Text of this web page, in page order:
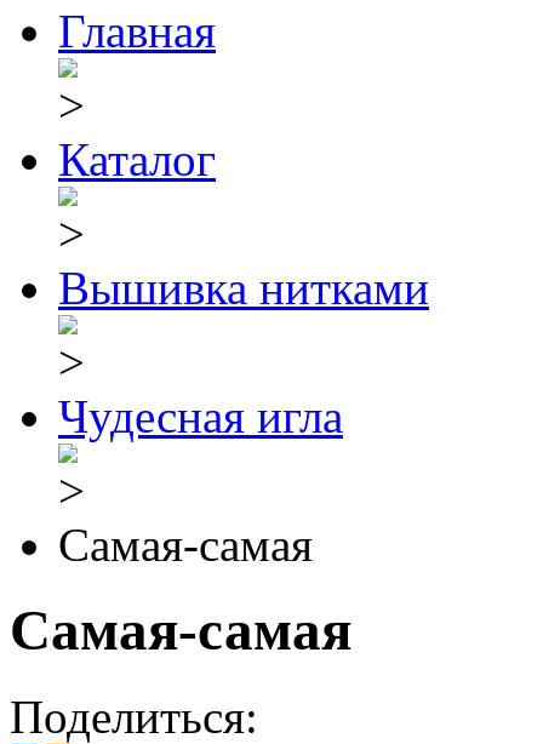
Главная
Каталог
Вышивка нитками
Чудесная игла
Самая-самая
Самая-самая
Поделиться: